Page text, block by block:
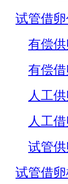
试管借
有偿
有偿
人工
人工
试管
试管借